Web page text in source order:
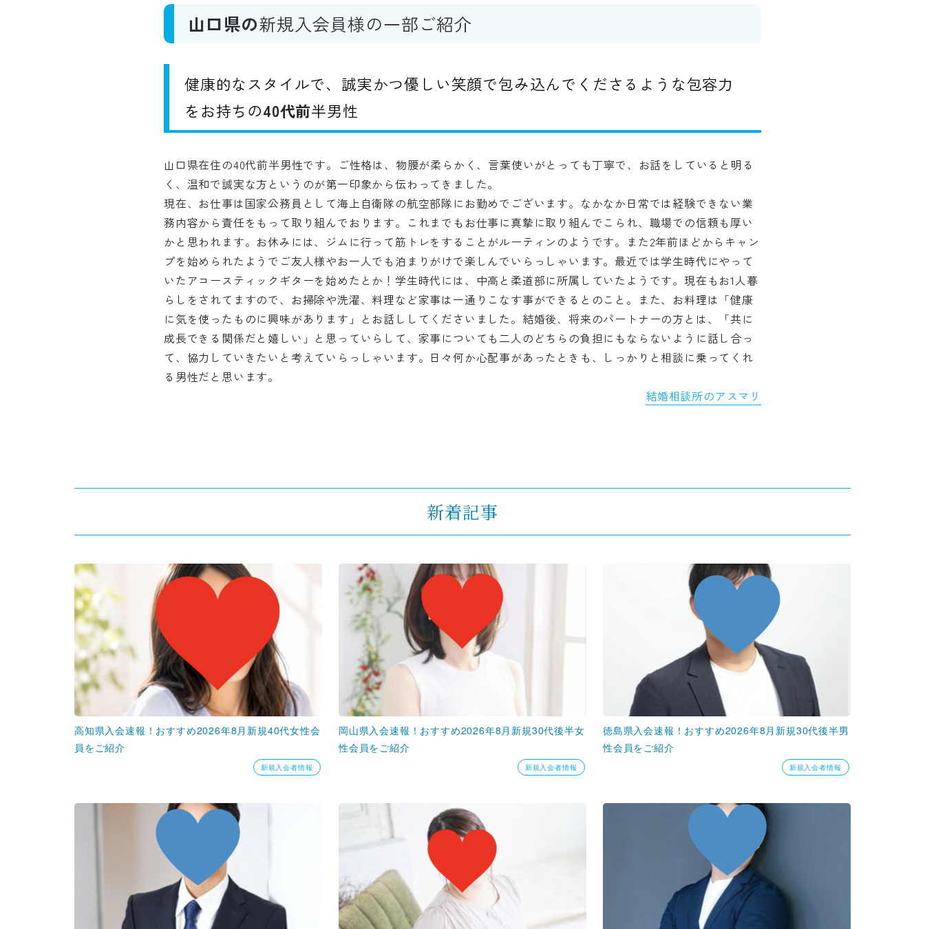
山口県の新規入会員様の一部ご紹介
健康的なスタイルで、誠実かつ優しい笑顔で包み込んでくださるような包容力
をお持ちの40代前半男性
山口県在住の40代前半男性です。ご性格は、物腰が柔らかく、言葉使いがとっても丁寧で、お話をしていると明る
く、温和で誠実な方というのが第一印象から伝わってきました。
現在、お仕事は国家公務員として海上自衛隊の航空部隊にお勤めでございます。なかなか日常では経験できない業
務内容から責任をもって取り組んでおります。これまでもお仕事に真摯に取り組んでこられ、職場での信頼も厚い
かと思われます。お休みには、ジムに行って筋トレをすることがルーティンのようです。また2年前ほどからキャン
プを始められたようでご友人様やお一人でも泊まりがけで楽しんでいらっしゃいます。最近では学生時代にやって
いたアコースティックギターを始めたとか！学生時代には、中高と柔道部に所属していたようです。現在もお1人暮
らしをされてますので、お掃除や洗濯、料理など家事は一通りこなす事ができるとのこと。また、お料理は「健康
に気を使ったものに興味があります」とお話ししてくださいました。結婚後、将来のパートナーの方とは、「共に
成長できる関係だと嬉しい」と思っていらして、家事についても二人のどちらの負担にもならないように話し合っ
て、協力していきたいと考えていらっしゃいます。日々何か心配事があったときも、しっかりと相談に乗ってくれ
る男性だと思います。
結婚相談所のアスマリ
新着記事
高知県入会速報！おすすめ2026年8月新規40代女性会
員をご紹介
新規入会者情報
岡山県入会速報！おすすめ2026年8月新規30代後半女
性会員をご紹介
新規入会者情報
徳島県入会速報！おすすめ2026年8月新規30代後半男
性会員をご紹介
新規入会者情報